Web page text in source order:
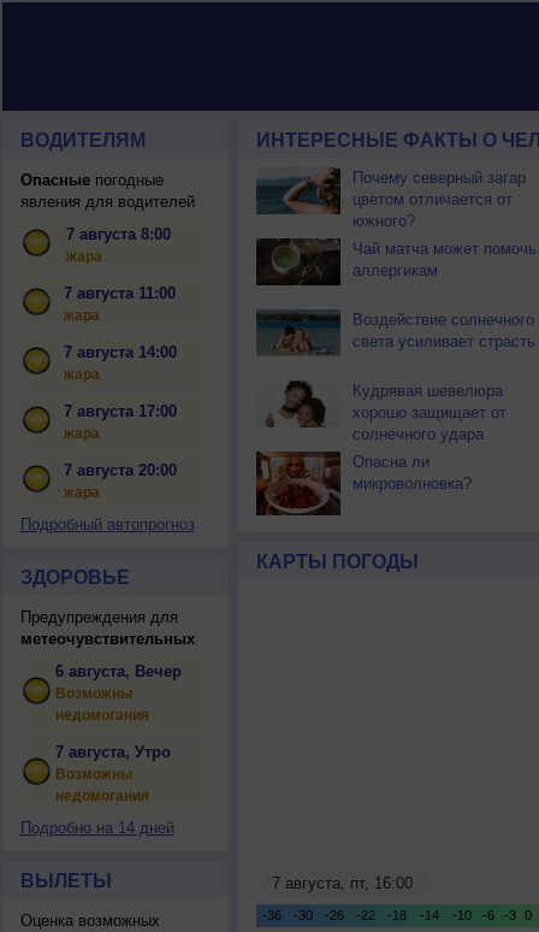
ВОДИТЕЛЯМ
Опасныепогодные
явления для водителей
7 августа 8:00
жара
7 августа 11:00
жара
7 августа 14:00
жара
7 августа 17:00
жара
7 августа 20:00
жара
Подробный автопрогноз
ЗДОРОВЬЕ
Предупреждения для
метеочувствительных
6 августа, Вечер
Возможны
недомогания
7 августа, Утро
Возможны
недомогания
Подробно на 14 дней
ВЫЛЕТЫ
Оценка возможных
ИНТЕРЕСНЫЕ ФАКТЫ О
Почему северный загар
цветом отличается от
южного?
Чай матча может помочь
аллергикам
Воздействие солнечного
света усиливает страсть
Кудрявая шевелюра
хорошо защищает от
солнечного удара
Опасна ли
микроволновка?
КАРТЫ ПОГОДЫ